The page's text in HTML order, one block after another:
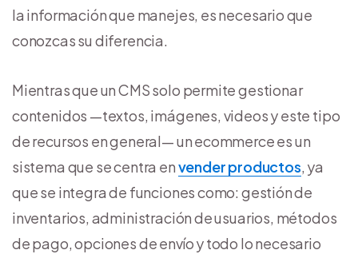
la información que manejes, es necesario que
conozcas su diferencia.
Mientras que un CMS solo permite gestionar
contenidos —textos, imágenes, videos y este tipo
de recursos en general— un ecommerce es un
sistema que se centra envender productos, ya
que se integra de funciones como: gestión de
inventarios, administración de usuarios, métodos
de pago, opciones de envío y todo lo necesario